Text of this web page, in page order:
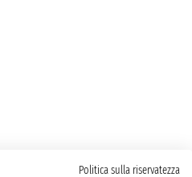
Politica sulla riservatezza